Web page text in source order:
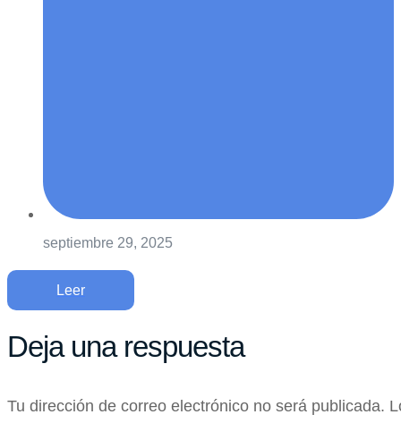
septiembre 29, 2025
Leer
Deja una respuesta
Tu dirección de correo electrónico no será publicada.